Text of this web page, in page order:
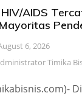
AIDS
6, 2026
Timika